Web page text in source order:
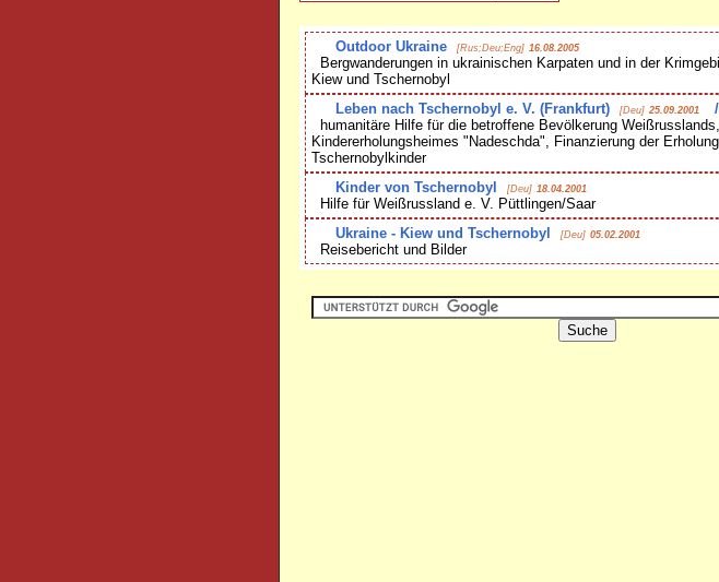
Outdoor Ukraine [Rus;Deu;Eng] 16.08.2005
Bergwanderungen in ukrainischen Karpaten und in der
Kiew und Tschernobyl
Leben nach Tschernobyl e. V. (Frankfurt)
[Deu] 25.09.2001
humanitäre Hilfe für die betroffene Bevölkerung
Kindererholungsheimes "Nadeschda", Finanzierung der
Tschernobylkinder
Kinder von Tschernobyl
[Deu] 18.04.2001
Hilfe für Weißrussland e. V. Püttlingen/Saar
Ukraine - Kiew und Tschernobyl
[Deu] 05.02.2001
Reisebericht und Bilder